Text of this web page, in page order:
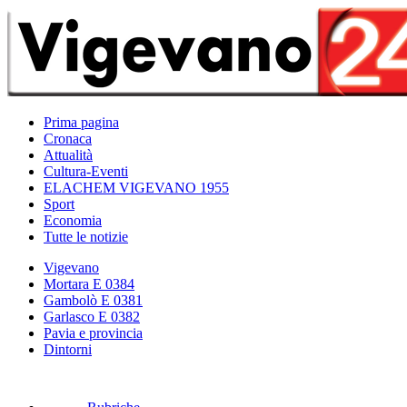
Prima pagina
Cronaca
Attualità
Cultura-Eventi
ELACHEM VIGEVANO 1955
Sport
Economia
Tutte le notizie
Vigevano
Mortara E 0384
Gambolò E 0381
Garlasco E 0382
Pavia e provincia
Dintorni